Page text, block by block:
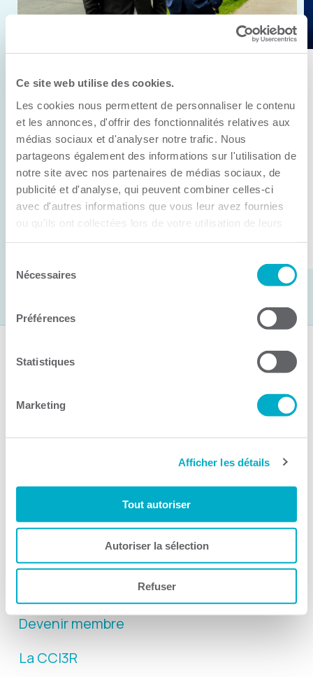
Ce site web utilise des cookies.
Les cookies nous permettent de personnaliser le contenu
et les annonces, d'offrir des fonctionnalités relatives aux
médias sociaux et d'analyser notre trafic. Nous
partageons également des informations sur l'utilisation de
notre site avec nos partenaires de médias sociaux, de
publicité et d'analyse, qui peuvent combiner celles-ci
avec d'autres informations que vous leur avez fournies
ou qu'ils ont collectées lors de votre utilisation de leurs
Nécessaires
Préférences
Statistiques
Marketing
Afficher les détails
Tout autoriser
Autoriser la sélection
Refuser
Anick Métivier devient le nouveau
président de la CCI3R
C’est lors de son assemblée générale annuelle
tenue hier que la Chambre de commerce et
d’industries de ...
Suivez-nous
Gala Radisson
Solutions RH
Devenir membre
La CCI3R